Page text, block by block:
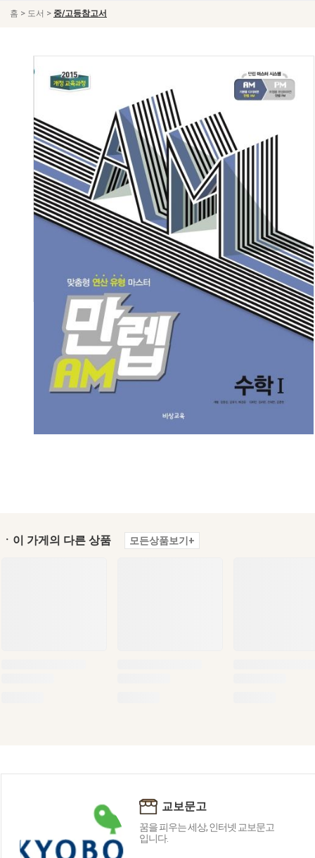
홈 > 도서 > 중/고등참고서
ㆍ이 가게의 다른 상품 모든상품보기+
교보문고
꿈을 피우는 세상, 인터넷 교보문고
입니다.